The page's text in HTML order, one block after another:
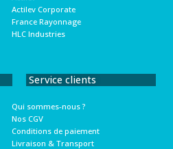
Actilev Corporate
France Rayonnage
HLC Industries
Service clients
Qui sommes-nous ?
Nos CGV
Conditions de paiement
Livraison & Transport